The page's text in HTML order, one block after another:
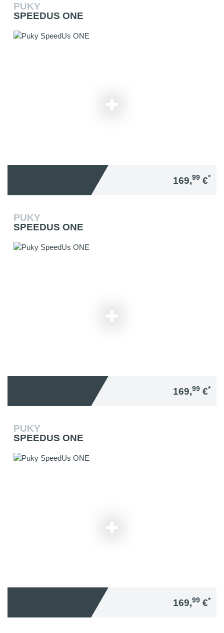
PUKY
SPEEDUS ONE
169,99 €*
PUKY
SPEEDUS ONE
169,99 €*
PUKY
SPEEDUS ONE
169,99 €*